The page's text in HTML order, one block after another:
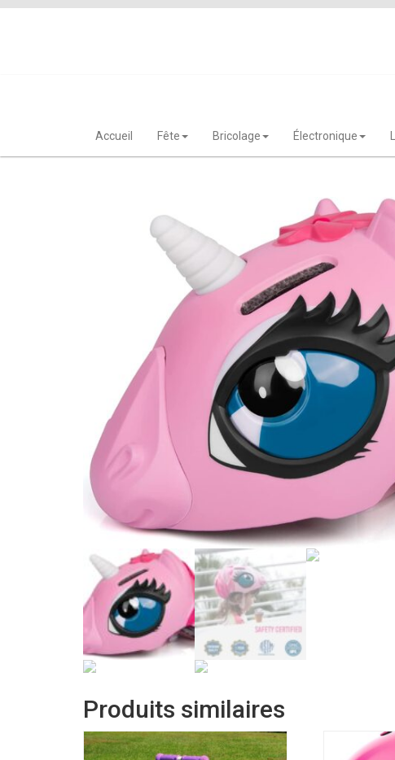
Skip
Accueil Fête Bricolage Électronique
Produits similaires